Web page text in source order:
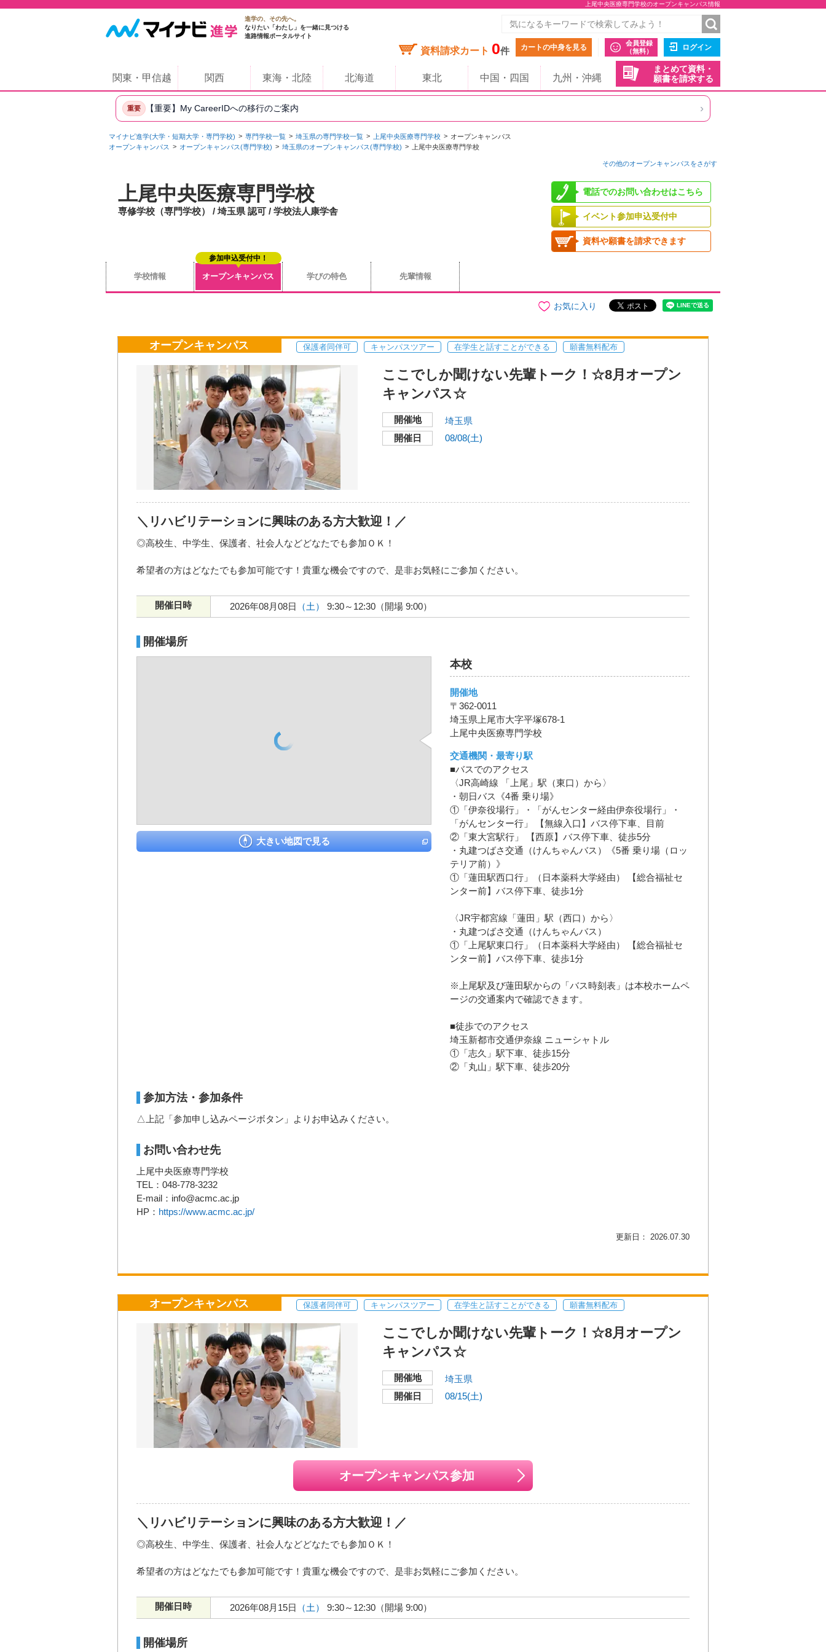
上尾中央医療専門学校のオープンキャンパス情報
進学の、その先へ。
なりたい「わたし」を一緒に見つける
進路情報ポータルサイト
資料請求カート 0件 カートの中身を見る
会員登録
（無料）
ログイン
まとめて資料・
願書を請求する
関東・甲信越 関西 東海・北陸 北海道 東北 中国・四国 九州・沖縄
重要 【重要】My CareerIDへの移行のご案内 ›
マイナビ進学(大学・短期大学・専門学校) 専門学校一覧 埼玉県の専門学校一覧 上尾中央医療専門学校
オープンキャンパス
オープンキャンパス
オープンキャンパス(専門学校) 埼玉県のオープンキャンパス(専門学校) 上尾中央医療専門学校
その他のオープンキャンパスをさがす
上尾中央医療専門学校
専修学校（専門学校） / 埼玉県 認可 / 学校法人康学舎
電話でのお問い合わせはこちら
イベント参加申込受付中
資料や願書を請求できます
学校情報 オープンキャンパス
参加申込受付中！
学びの特色 先輩情報
お気に入り
オープンキャンパス 保護者同伴可 キャンパスツアー 在学生と話すことができる 願書無料配布
ここでしか聞けない先輩トーク！☆8月オープン
キャンパス☆
開催地
埼玉県
開催日
08/08(土)
＼リハビリテーションに興味のある方大歓迎！／
◎高校生、中学生、保護者、社会人などどなたでも参加ＯＫ！
希望者の方はどなたでも参加可能です！貴重な機会ですので、是非お気軽にご参加ください。
開催日時 2026年08月08日 （土） 9:30～12:30（開場 9:00）
開催場所
大きい地図で見る
本校
開催地
〒362-0011
埼玉県上尾市大字平塚678-1
上尾中央医療専門学校
交通機関・最寄り駅
■バスでのアクセス
〈JR高崎線 「上尾」駅（東口）から〉
・朝日バス《4番 乗り場》
①「伊奈役場行」・「がんセンター経由伊奈役場行」・
「がんセンター行」 【無線入口】バス停下車、目前
②「東大宮駅行」 【西原】バス停下車、徒歩5分
・丸建つばさ交通（けんちゃんバス）《5番 乗り場（ロッ
テリア前）》
①「蓮田駅西口行」（日本薬科大学経由） 【総合福祉セ
ンター前】バス停下車、徒歩1分
〈JR宇都宮線「蓮田」駅（西口）から〉
・丸建つばさ交通（けんちゃんバス）
①「上尾駅東口行」（日本薬科大学経由） 【総合福祉セ
ンター前】バス停下車、徒歩1分
※上尾駅及び蓮田駅からの「バス時刻表」は本校ホームペ
ージの交通案内で確認できます。
■徒歩でのアクセス
埼玉新都市交通伊奈線 ニューシャトル
①「志久」駅下車、徒歩15分
②「丸山」駅下車、徒歩20分
参加方法・参加条件
△上記「参加申し込みページボタン」よりお申込みください。
お問い合わせ先
上尾中央医療専門学校
TEL：048-778-3232
E-mail：info@acmc.ac.jp
HP： https://www.acmc.ac.jp/
更新日： 2026.07.30
オープンキャンパス 保護者同伴可 キャンパスツアー 在学生と話すことができる 願書無料配布
ここでしか聞けない先輩トーク！☆8月オープン
キャンパス☆
開催地
埼玉県
開催日
08/15(土)
オープンキャンパス参加
＼リハビリテーションに興味のある方大歓迎！／
◎高校生、中学生、保護者、社会人などどなたでも参加ＯＫ！
希望者の方はどなたでも参加可能です！貴重な機会ですので、是非お気軽にご参加ください。
開催日時 2026年08月15日 （土） 9:30～12:30（開場 9:00）
開催場所